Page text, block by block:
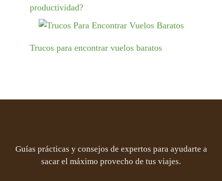
productividad?
Trucos para encontrar vuelos baratos
Guías prácticas y consejos de expertos para ayudarte a
sacar el máximo provecho de tus viajes.